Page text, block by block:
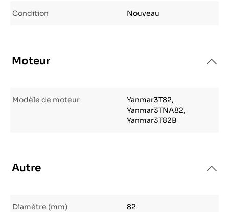
Condition Nouveau
Moteur
Modèle de moteur
Yanmar3T82,
Yanmar3TNA82,
Yanmar3T82B
Autre
Diamètre (mm) 82